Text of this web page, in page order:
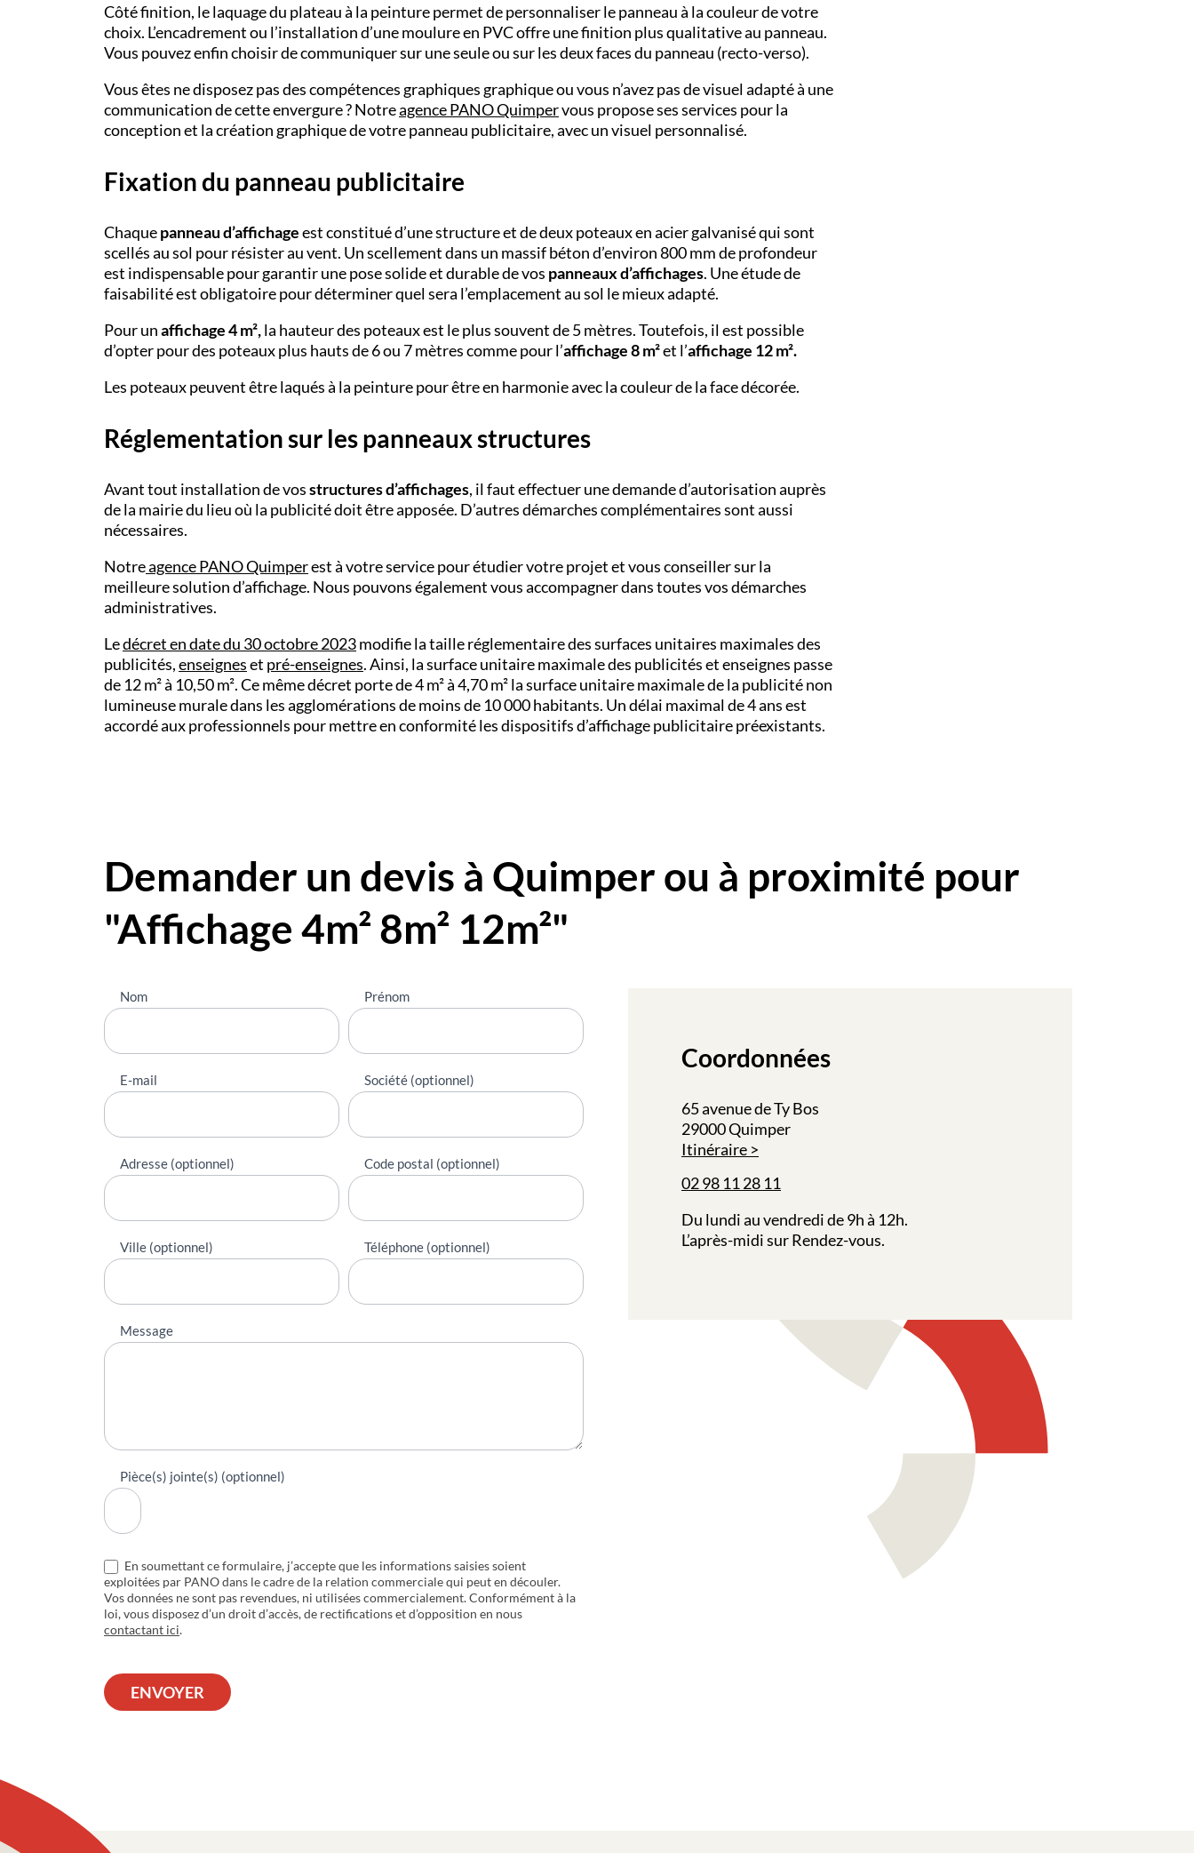
Côté finition, le laquage du plateau à la peinture permet de personnaliser le panneau à la couleur de votre
choix. L’encadrement ou l’installation d’une moulure en PVC offre une finition plus qualitative au panneau.
Vous pouvez enfin choisir de communiquer sur une seule ou sur les deux faces du panneau (recto-verso).
Vous êtes ne disposez pas des compétences graphiques graphique ou vous n’avez pas de visuel adapté à une
communication de cette envergure ? Notreagence PANOQuimpervous propose ses services pour la
conception et la création graphique de votre panneau publicitaire, avec un visuel personnalisé.
Fixation du panneau publicitaire
Chaquepanneau d’affichageest constitué d’une structure et de deux poteaux en acier galvanisé qui sont
scellés au sol pour résister au vent. Un scellement dans un massif béton d’environ 800 mm de profondeur
est indispensable pour garantir une pose solide et durable de vos panneaux d’affichages. Une étude de
faisabilité est obligatoire pour déterminer quel sera l’emplacement au sol le mieux adapté.
Pour unaffichage 4 m²,la hauteur des poteaux est le plus souvent de 5 mètres. Toutefois, il est possible
d’opter pour des poteaux plus hauts de 6 ou 7 mètres comme pour l’affichage 8 m²et l’affichage 12 m².
Les poteaux peuvent être laqués à la peinture pour être en harmonie avec la couleur de la face décorée.
Réglementation sur les panneaux structures
Avant tout installation de vosstructures d’affichages, il faut effectuer une demande d’autorisation auprès
de la mairie du lieu où la publicité doit être apposée. D’autres démarches complémentaires sont aussi
nécessaires.
NotreagencePANOQuimperest à votre service pour étudier votre projet et vous conseiller sur la
meilleure solution d’affichage. Nous pouvons également vous accompagner dans toutes vos démarches
administratives.
Ledécret en date du 30 octobre 2023modifie la taille réglementaire des surfaces unitaires maximales des
publicités,enseigneset pré-enseignes.Ainsi, la surface unitaire maximale des publicités et enseignes passe
de 12 m² à 10,50 m². Ce même décret porte de 4 m² à 4,70 m² la surface unitaire maximale de la publicité non
lumineuse murale dans les agglomérations de moins de 10 000 habitants. Un délai maximal de 4 ans est
accordé aux professionnels pour mettre en conformité les dispositifs d’affichage publicitaire préexistants.
Demander un devis à Quimper ou à proximité pour
"Affichage 4m² 8m² 12m²"
Nous
contacter
Nom Prénom
E-mail Société (optionnel)
Adresse (optionnel) Code postal (optionnel)
Ville (optionnel) Téléphone (optionnel)
Message
Pièce(s) jointe(s) (optionnel)
En soumettant ce formulaire, j’accepte que les informations saisies soient
exploitées par PANO dans le cadre de la relation commerciale qui peut en découler.
Vos données ne sont pas revendues, ni utilisées commercialement. Conformément à la
loi, vous disposez d’un droit d’accès, de rectifications et d’opposition en nous
contactant ici.
ENVOYER
Coordonnées
65 avenue de Ty Bos
29000 Quimper
Itinéraire
02 98 11 28 11
Du lundi au vendredi de 9h à 12h.
L’après-midi sur Rendez-vous.